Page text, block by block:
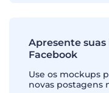
Apresente
Facebook
Use os mockups
novas postagens